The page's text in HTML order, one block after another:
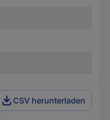
CSV herunterladen